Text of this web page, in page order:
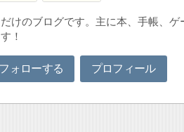
けのブログです。主に本、手帳、
！
フォローする プロフィール